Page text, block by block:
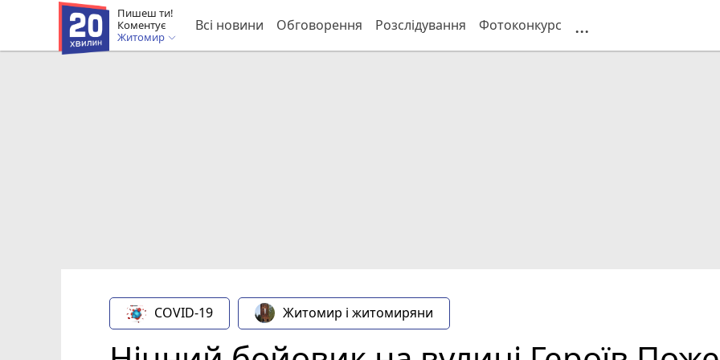
Пишеш ти!
Коментує
Житомир
Всі новини Обговорення Розслідування Фотоконкурс ...
COVID-19 Житомир і житомиряни